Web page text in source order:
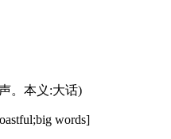
。本义:大话)
words]